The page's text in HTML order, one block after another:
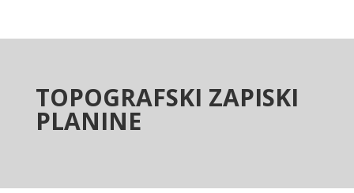
TOPOGRAFSKI ZAPISKI
PLANINE